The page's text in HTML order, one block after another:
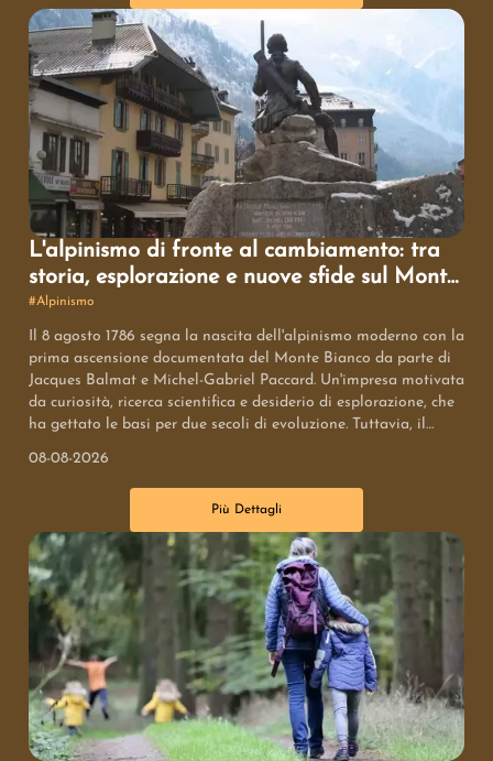
pi￹ alte del mondo.
L'alpinismo di fronte al cambiamento: tra
storia, esplorazione e nuove sfide sul Monte
Bianco
#Alpinismo
Il 8 agosto 1786 segna la nascita dell'alpinismo moderno con la
prima ascensione documentata del Monte Bianco da parte di
Jacques Balmat e Michel-Gabriel Paccard. Un'impresa motivata
da curiosità, ricerca scientifica e desiderio di esplorazione, che
ha gettato le basi per due secoli di evoluzione. Tuttavia, il
a ridefinire il suo rapporto con la montagna.
08-08-2026
Più Dettagli